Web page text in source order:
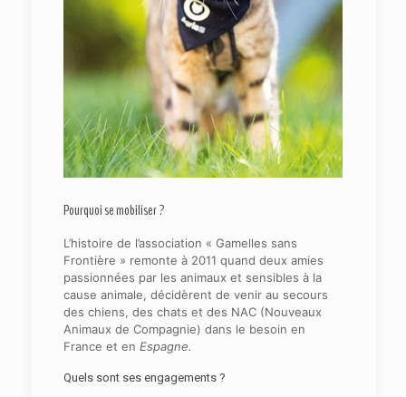
Pourquoi se mobiliser ?
L’histoire de l’association « Gamelles sans
Frontière » remonte à 2011 quand deux amies
passionnées par les animaux et sensibles à la
cause animale, décidèrent de venir au secours
des chiens, des chats et des NAC (Nouveaux
Animaux de Compagnie) dans le besoin en
France et en Espagne.
Quels sont ses engagements ?